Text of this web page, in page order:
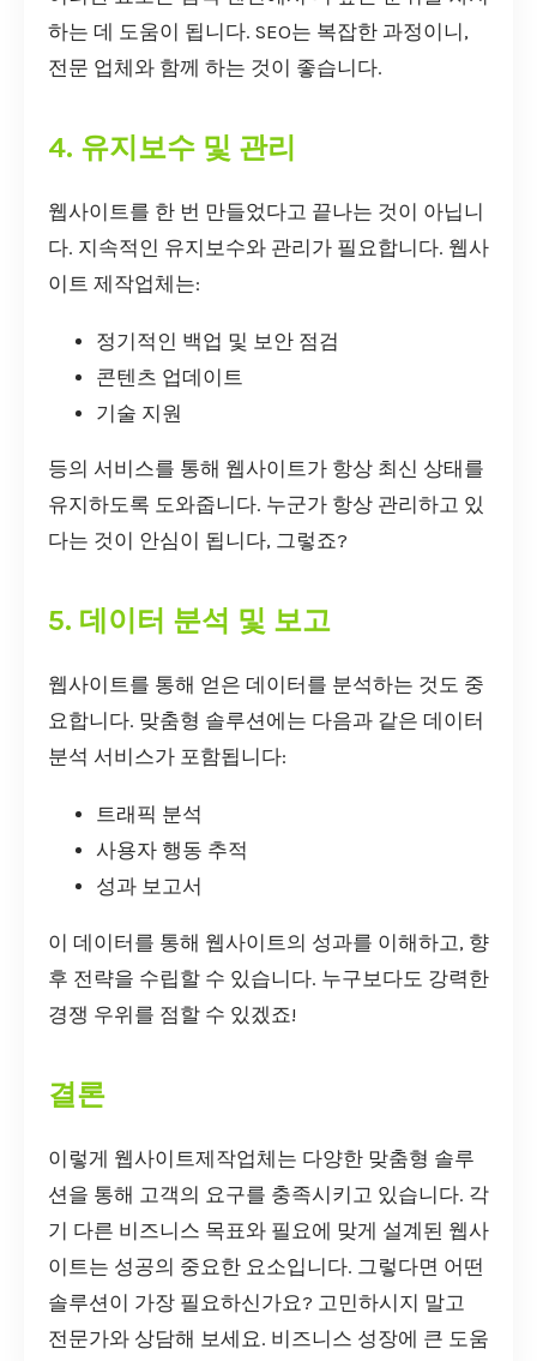
하는 데 도움이 됩니다. SEO는 복잡한 과정이니,
전문 업체와 함께 하는 것이 좋습니다.
4. 유지보수 및 관리
웹사이트를 한 번 만들었다고 끝나는 것이 아닙니
다. 지속적인 유지보수와 관리가 필요합니다. 웹사
이트 제작업체는:
정기적인 백업 및 보안 점검
콘텐츠 업데이트
기술 지원
등의 서비스를 통해 웹사이트가 항상 최신 상태를
유지하도록 도와줍니다. 누군가 항상 관리하고 있
다는 것이 안심이 됩니다, 그렇죠?
5. 데이터 분석 및 보고
웹사이트를 통해 얻은 데이터를 분석하는 것도 중
요합니다. 맞춤형 솔루션에는 다음과 같은 데이터
분석 서비스가 포함됩니다:
트래픽 분석
사용자 행동 추적
성과 보고서
이 데이터를 통해 웹사이트의 성과를 이해하고, 향
후 전략을 수립할 수 있습니다. 누구보다도 강력한
경쟁 우위를 점할 수 있겠죠!
결론
이렇게 웹사이트제작업체는 다양한 맞춤형 솔루
션을 통해 고객의 요구를 충족시키고 있습니다. 각
기 다른 비즈니스 목표와 필요에 맞게 설계된 웹사
이트는 성공의 중요한 요소입니다. 그렇다면 어떤
솔루션이 가장 필요하신가요? 고민하시지 말고
전문가와 상담해 보세요. 비즈니스 성장에 큰 도움